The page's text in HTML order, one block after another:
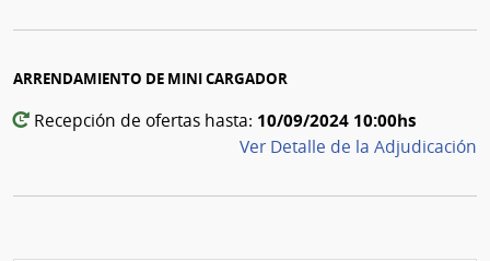
ARRENDAMIENTO DE MINI CARGADOR
Recepción de ofertas hasta: 10/09/2024 10:00hs
Ver Detalle de la Adjudicación